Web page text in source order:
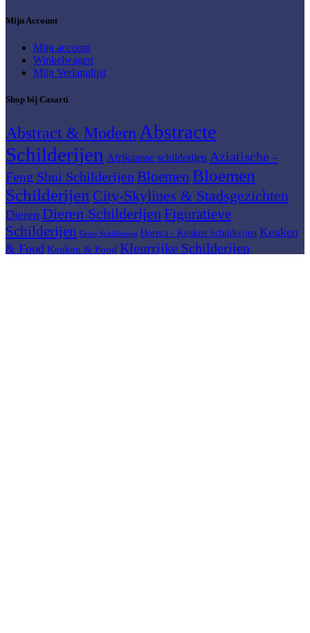
Mijn Account
Mijn account
Winkelwagen
Mijn Verlanglijst
Shop bij Casarti
Abstract & Modern Abstracte
Schilderijen Afrikaanse schilderijen Aziatische -
Feng Shui Schilderijen Bloemen Bloemen
Schilderijen City-Skylines & Stadsgezichten
Dieren Dieren SchilderijenFiguratieve
Schilderijen Grote Schilderijen Horeca - Keuken Schilderijen Keuken
& Food Keuken & Food Kleurrijke Schilderijen